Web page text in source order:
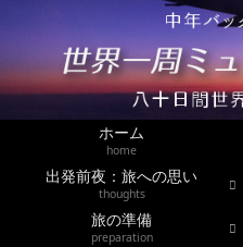
ホーム
home
出発前夜：旅への思い
thoughts
旅の準備
preparation